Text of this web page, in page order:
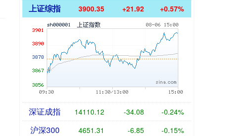
上证综指 3900.35 +21.92 +0.57%
深证成指 14110.12 -34.08 -0.24%
沪深300 4651.31 -6.85 -0.15%